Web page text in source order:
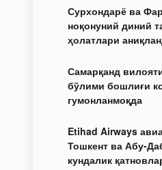
Сурхондарё ва
ноқонуний диний
ҳолатлари
Самарқанд
бўлими бошлиғи
гумонланмоқда
Etihad Airways
Тошкент ва Абу-
кундалик